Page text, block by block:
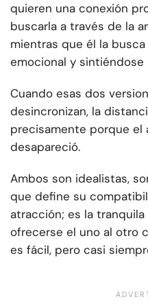
quieren una conexión
buscarla a través de la
mientras que él la
emocional y
Cuando esas dos
desincronizan, la
precisamente porque el
desapareció.
Ambos son idealistas,
que define su
atracción; es la
ofrecerse el uno al otro
es fácil, pero casi